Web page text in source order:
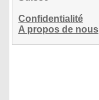
Confidentialité
A propos de nous